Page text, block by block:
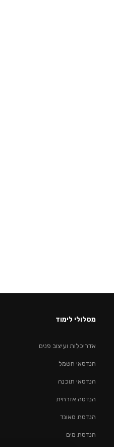
מסלולי לימוד
אדריכלות ועיצוב פנים
הנדסאי חשמל
הנדסאי תוכנה
הנדסה אזרחית
הנדסת סאונד
הנדסת מים